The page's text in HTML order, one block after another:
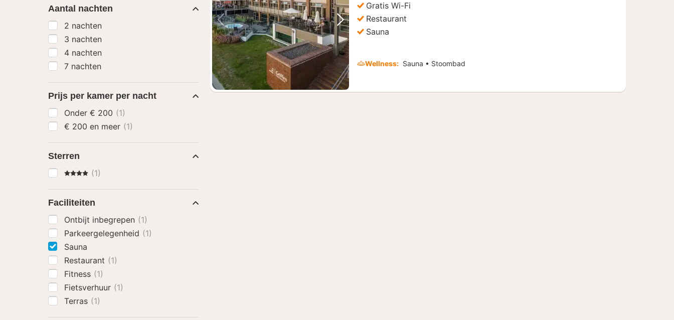
Vorige foto Volgende foto
Gratis Wi-Fi
Restaurant
Sauna
Wellness: Sauna • Stoombad
Aantal nachten
2 nachten
3 nachten
4 nachten
7 nachten
Prijs per kamer per nacht
Onder € 200 (1)
€ 200 en meer (1)
Sterren
4 Sterren
(1)
Faciliteiten
Ontbijt inbegrepen (1)
Parkeergelegenheid (1)
Sauna
Restaurant (1)
Fitness (1)
Fietsverhuur (1)
Terras (1)